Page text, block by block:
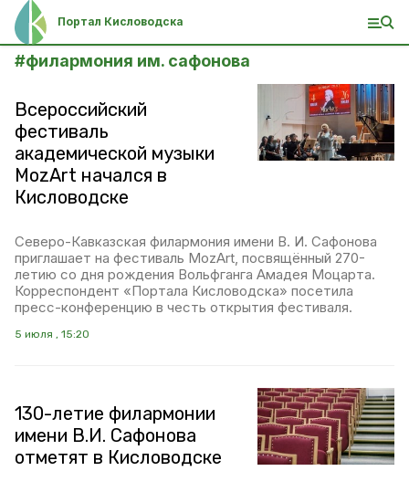
Портал Кисловодска
#филармония им. сафонова
Всероссийский
фестиваль
академической музыки
MozArt начался в
Кисловодске
Северо-Кавказская филармония имени В. И. Сафонова
приглашает на фестиваль MozArt, посвящённый 270-
летию со дня рождения Вольфганга Амадея Моцарта.
Корреспондент «Портала Кисловодска» посетила
пресс-конференцию в честь открытия фестиваля.
5 июля , 15:20
130-летие филармонии
имени В.И. Сафонова
отметят в Кисловодске